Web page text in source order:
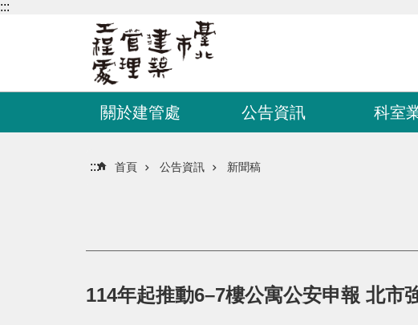
跳到主要內容區塊
:::
關於建管處 公告資訊 科室
::: 首頁 公告資訊 新聞稿
114年起推動6–7樓公寓公安申報 北市